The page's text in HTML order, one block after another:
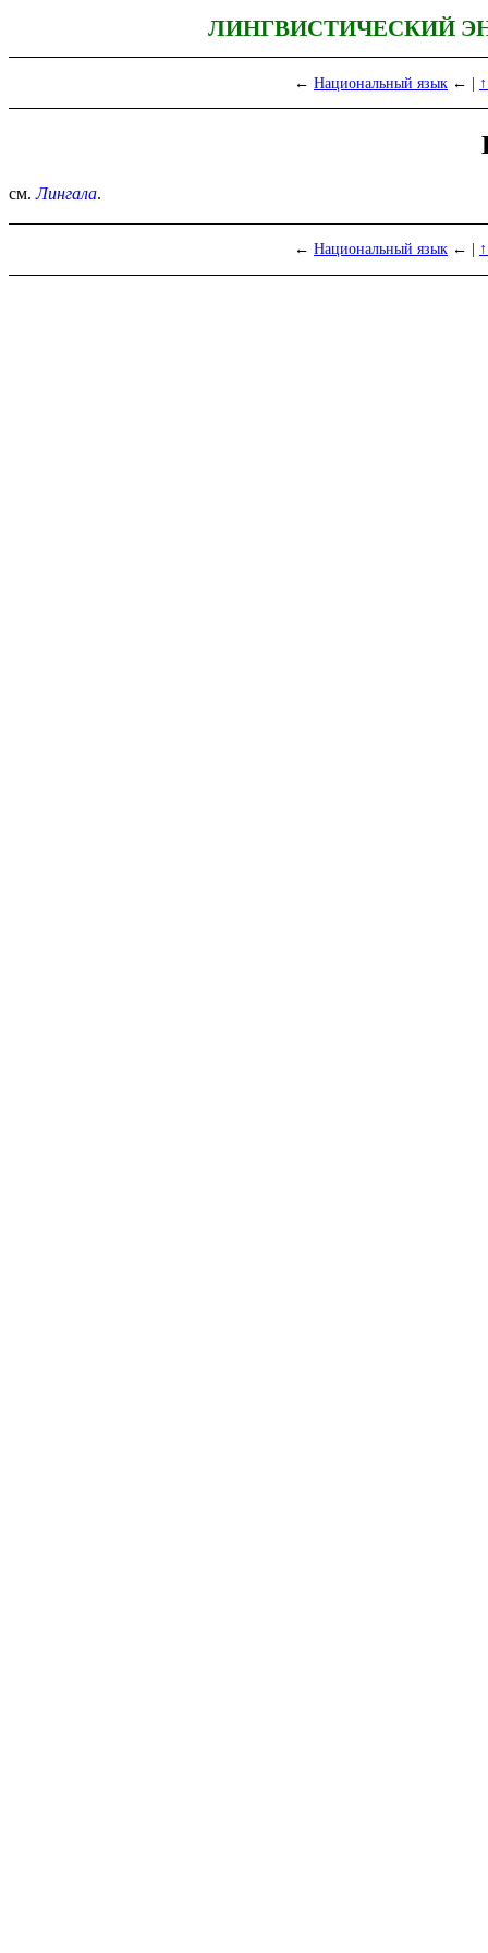
ЛИНГВИСТИЧЕСКИЙ
← Национальный язык ← |
см.Лингала.
← Национальный язык ← |